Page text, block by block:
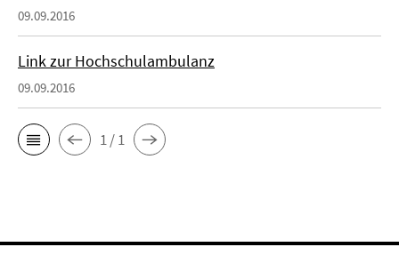
09.09.2016
Link zur Hochschulambulanz
09.09.2016
1 / 1